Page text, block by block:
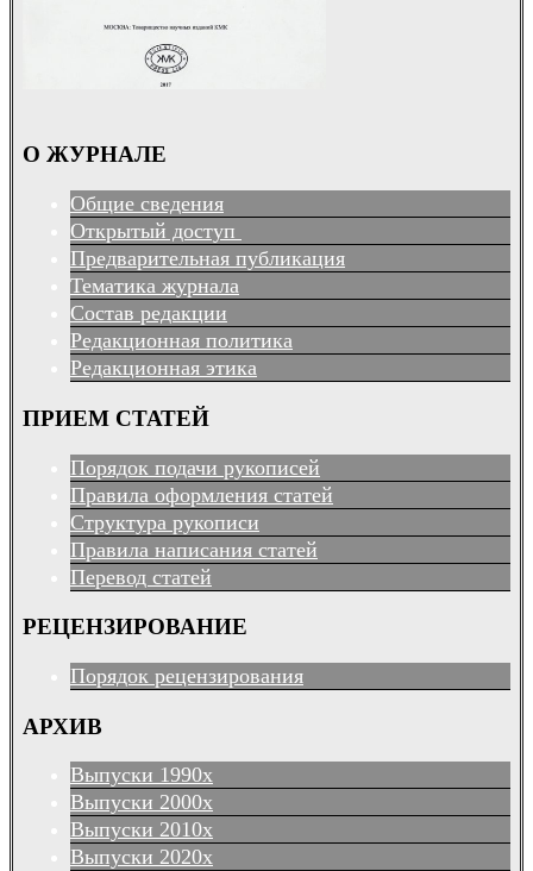
О ЖУРНАЛЕ
Общие сведения
Открытый доступ
Предварительная публикация
Тематика журнала
Состав редакции
Редакционная политика
Редакционная этика
ПРИЕМ СТАТЕЙ
Порядок подачи рукописей
Правила оформления статей
Структура рукописи
Правила написания статей
Перевод статей
РЕЦЕНЗИРОВАНИЕ
Порядок рецензирования
АРХИВ
Выпуски 1990х
Выпуски 2000х
Выпуски 2010х
Выпуски 2020х